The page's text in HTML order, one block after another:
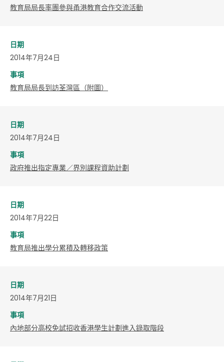
教育局局長率團參與甬港教育合作交流活動
日期
2014年7月24日
事項
教育局局長到訪荃灣區（附圖）
日期
2014年7月24日
事項
政府推出指定專業／界別課程資助計劃
日期
2014年7月22日
事項
教育局推出學分累積及轉移政策
日期
2014年7月21日
事項
內地部分高校免試招收香港學生計劃進入錄取階段